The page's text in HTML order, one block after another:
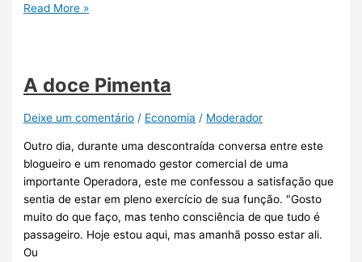
Read More »
A doce Pimenta
Deixe um comentário / Economia / Moderador
Outro dia, durante uma descontraída conversa entre este
blogueiro e um renomado gestor comercial de uma
importante Operadora, este me confessou a satisfação que
sentia de estar em pleno exercício de sua função. "Gosto
muito do que faço, mas tenho consciência de que tudo é
passageiro. Hoje estou aqui, mas amanhã posso estar ali.
Ou